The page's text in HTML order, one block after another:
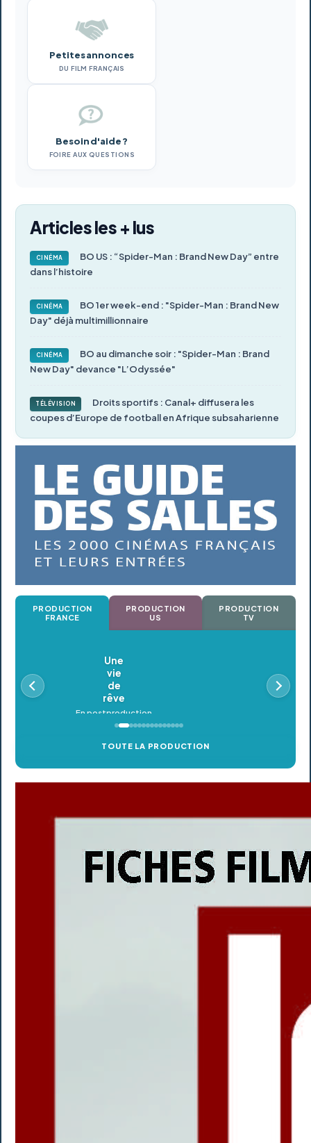
Petites annonces
DU FILM FRANÇAIS
Besoin d'aide ?
FOIRE AUX QUESTIONS
Articles les + lus
CINÉMA
BO US : “Spider-Man : Brand New Day” entre
dans l’histoire
CINÉMA
BO 1er week-end : "Spider-Man : Brand New
Day" déjà multimillionnaire
CINÉMA
BO au dimanche soir : "Spider-Man : Brand
New Day" devance "L’Odyssée"
TÉLÉVISION
Droits sportifs : Canal+ diffusera les
coupes d’Europe de football en Afrique subsaharienne
PRODUCTION
FRANCE
PRODUCTION
US
PRODUCTION
TV
Oldeupe
En postproduction
TOUTE LA PRODUCTION